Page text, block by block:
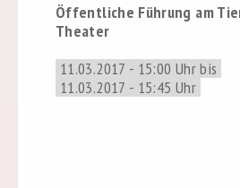
Öffentliche Führung am
Theater
11.03.2017 - 15:00 Uhr bis
11.03.2017 - 15:45 Uhr